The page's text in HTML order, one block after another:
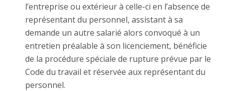
l’entreprise ou extérieur à celle-ci en l’absence de
représentant du personnel, assistant à sa
demande un autre salarié alors convoqué à un
entretien préalable à son licenciement, bénéficie
de la procédure spéciale de rupture prévue par le
Code du travail et réservée aux représentant du
personnel.